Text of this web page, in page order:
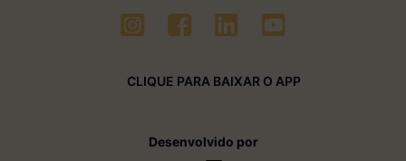
CLIQUE PARA BAIXAR O APP
Desenvolvido por